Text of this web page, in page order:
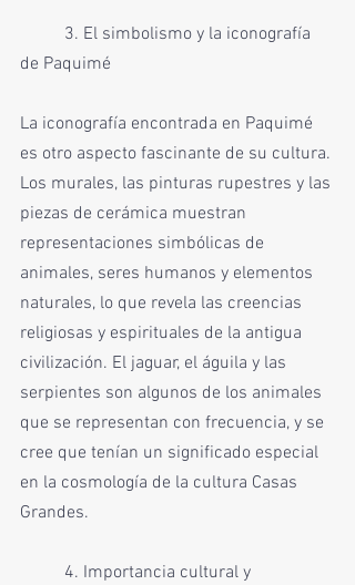
de Paquimé
La iconografía encontrada en Paquimé
es otro aspecto fascinante de su cultura.
Los murales, las pinturas rupestres y las
piezas de cerámica muestran
representaciones simbólicas de
animales, seres humanos y elementos
naturales, lo que revela las creencias
religiosas y espirituales de la antigua
civilización. El jaguar, el águila y las
serpientes son algunos de los animales
que se representan con frecuencia, y se
cree que tenían un significado especial
en la cosmología de la cultura Casas
Grandes.